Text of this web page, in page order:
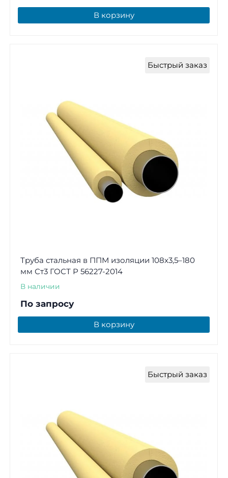
В корзину
Быстрый заказ
Труба стальная в ППМ изоляции 108х3,5–180
мм Ст3 ГОСТ Р 56227-2014
В наличии
По запросу
В корзину
Быстрый заказ